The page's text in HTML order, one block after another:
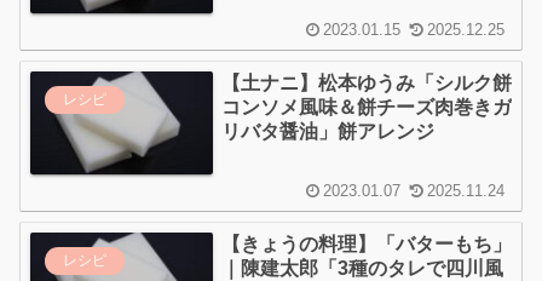
2023.01.15 2025.12.25
レシピ
【土ナニ】松本ゆうみ「シルク餅
コンソメ風味＆餅チーズ肉巻きガ
リバタ醤油」餅アレンジ
2023.01.07 2025.11.24
レシピ
【きょうの料理】「バターもち」
｜陳建太郎「3種のタレで四川風